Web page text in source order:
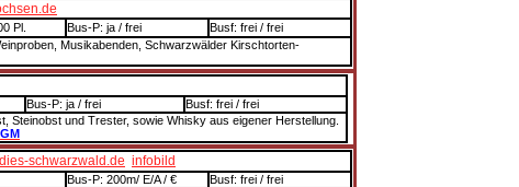
Pl. Bus-P: ja / frei Busf: frei / frei
Musikabenden, Schwarzwälder Kirschtorten-
Bus-P: ja / frei Busf: frei / frei
Steinobst und Trester, sowie Whisky aus eigener Herstellung.
GM
schwarzwald.de infobild
Bus-P: 200m/ E/A / € Busf: frei / frei